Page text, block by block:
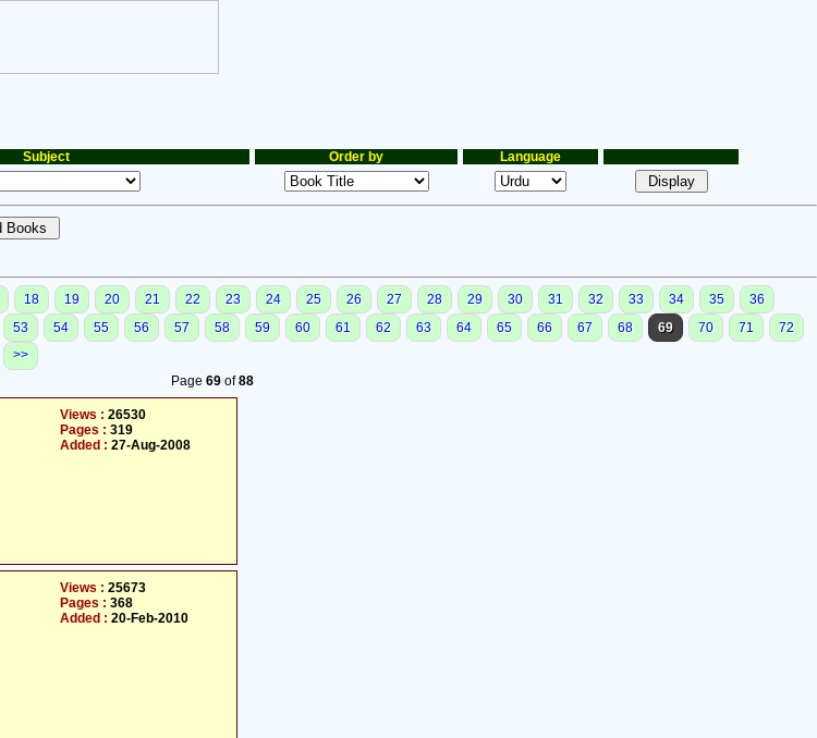
Subject Order by Language
18 19 20 21 22 23 24 25 26 27 28 29 30 31 32 33 34 35
36
53 54 55 56 57 58 59 60 61 62 63 64 65 66 67 68 69 70 71
72
>>
Page 69of88
Views : 26530
Pages : 319
Added : 27-Aug-2008
Views : 25673
Pages : 368
Added : 20-Feb-2010